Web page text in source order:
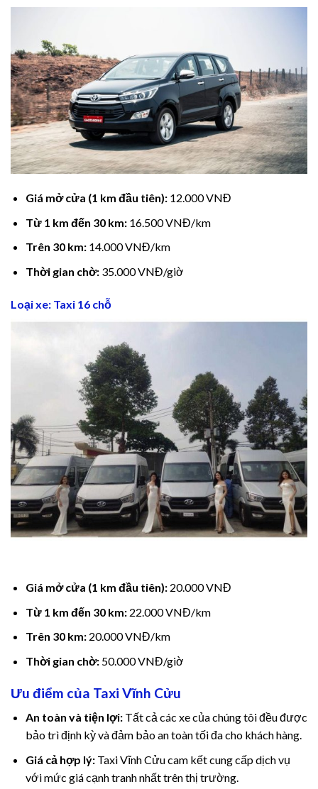
panel
panel
Panel
Panel
Panel
panel
panel
panel
panel
panel
Giá mở cửa (1 km đầu tiên):12.000 VNĐ
Từ 1 km đến 30 km:16.500 VNĐ/km
Trên 30 km:14.000 VNĐ/km
Thời gian chờ:35.000 VNĐ/giờ
Loại xe: Taxi 16 chỗ
Giá mở cửa (1 km đầu tiên):20.000 VNĐ
Từ 1 km đến 30 km:22.000 VNĐ/km
Trên 30 km:20.000 VNĐ/km
Thời gian chờ:50.000 VNĐ/giờ
Ưu điểm của Taxi Vĩnh Cửu
An toàn và tiện lợi:Tất cả các xe của chúng tôi đều được
bảo trì định kỳ và đảm bảo an toàn tối đa cho khách hàng.
Giá cả hợp lý:Taxi Vĩnh Cửu cam kết cung cấp dịch vụ
với mức giá cạnh tranh nhất trên thị trường.